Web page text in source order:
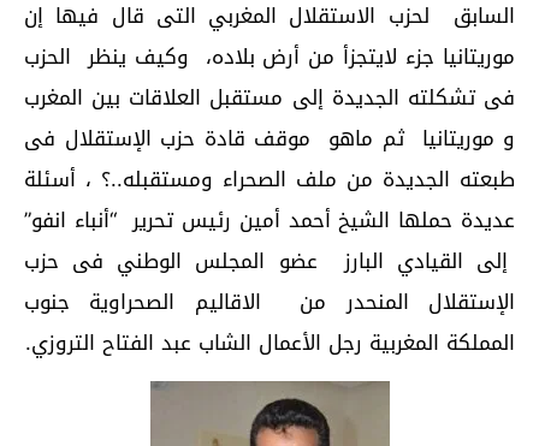
السابق لحزب الاستقلال المغربي التى قال فيها إن
موريتانيا جزء لايتجزأ من أرض بلاده، وكيف ينظر الحزب
فى تشكلته الجديدة إلى مستقبل العلاقات بين المغرب
و موريتانيا ثم ماهو موقف قادة حزب الإستقلال فى
طبعته الجديدة من ملف الصحراء ومستقبله..؟ ، أسئلة
عديدة حملها الشيخ أحمد أمين رئيس تحرير “أنباء انفو”
إلى القيادي البارز عضو المجلس الوطني فى حزب
الإستقلال المنحدر من الاقاليم الصحراوية جنوب
المملكة المغربية رجل الأعمال الشاب عبد الفتاح التروزي.